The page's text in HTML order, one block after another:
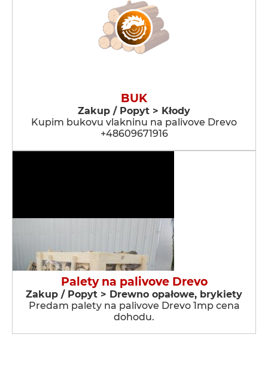
BUK
Zakup / Popyt > Kłody
Kupim bukovu vlakninu na palivove Drevo
+48609671916
Palety na palivove Drevo
Zakup / Popyt > Drewno opałowe, brykiety
Predam palety na palivove Drevo 1mp cena
dohodu.